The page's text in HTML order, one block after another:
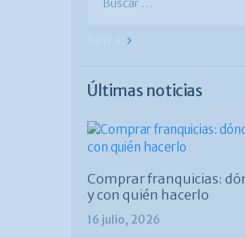
Últimas noticias
Comprar franquicias:
y con quién hacerlo
16 julio, 2026